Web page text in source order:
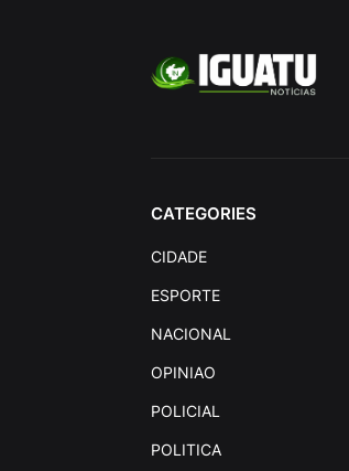
CATEGORIES
CIDADE
ESPORTE
NACIONAL
OPINIAO
POLICIAL
POLITICA